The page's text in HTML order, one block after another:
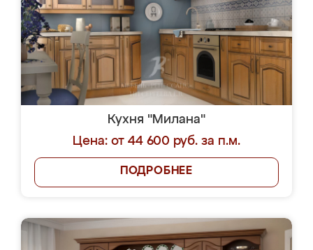
Кухня "Милана"
Цена: от 44 600 руб. за п.м.
ПОДРОБНЕЕ